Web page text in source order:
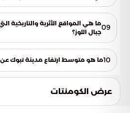
وركوب الجمال، وقيادة سيارات الدفع
بالثلج، ومراقبة النجوم.09ما هي المواقع الأثرية والتاريخية
جبال اللوز؟
التي يعود تاريخها إلى 10 آلاف عام.10ما هو متوسط ارتفاع مدينة تبوك
عرض الكومنتات